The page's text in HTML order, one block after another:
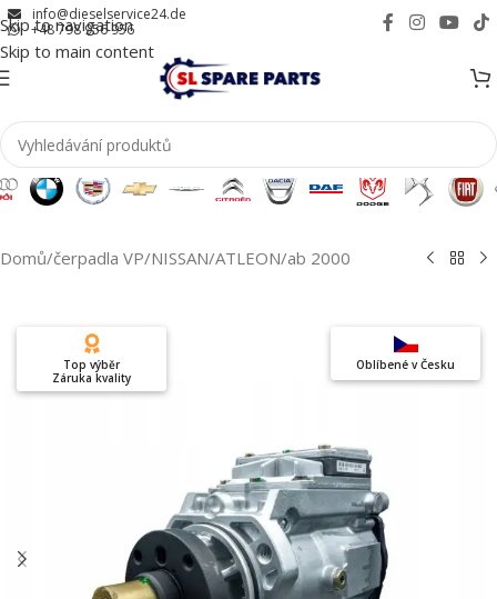
Skip to navigation
Skip to main content
info@dieselservice24.de
+48 798 956 956
Domů/čerpadla VP/NISSAN/ATLEON/ab 2000
Oblíbené v Česku
Top výběr
Záruka kvality